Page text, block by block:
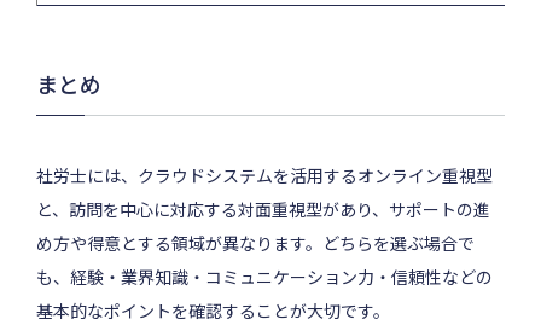
まとめ
社労士には、クラウドシステムを活用するオンライン重視型
と、訪問を中心に対応する対面重視型があり、サポートの進
め方や得意とする領域が異なります。どちらを選ぶ場合で
も、経験・業界知識・コミュニケーション力・信頼性などの
基本的なポイントを確認することが大切です。